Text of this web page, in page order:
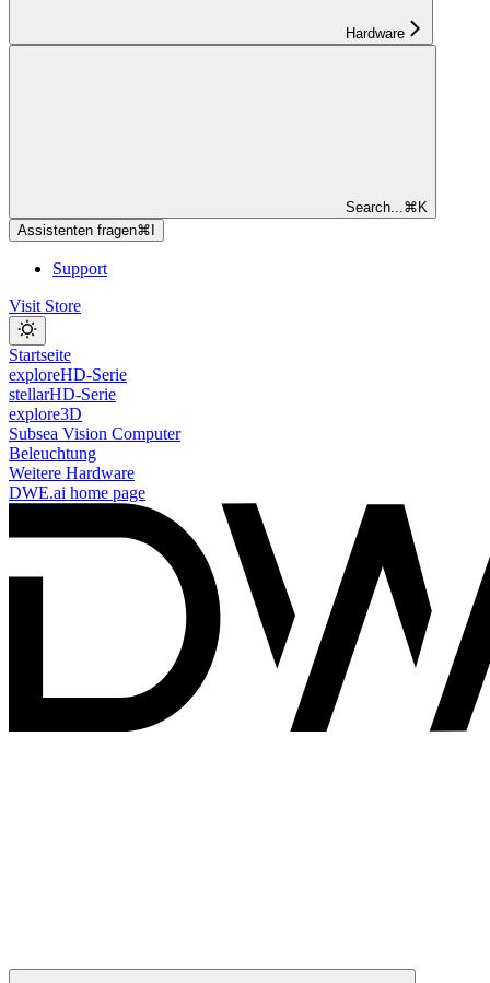
Hardware
Search...⌘ K
Assistenten fragen⌘
Support
Visit Store
Startseite
exploreHD-Serie
stellarHD-Serie
explore3D
Subsea Vision Computer
Beleuchtung
Weitere Hardware
DWE.ai home page